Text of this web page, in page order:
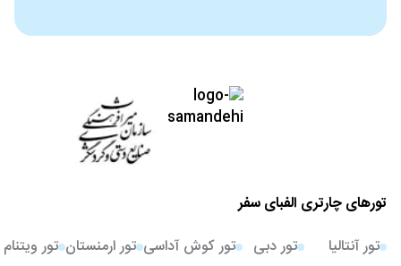
تورهای چارتری الفبای سفر
تور آنتالیا
تور دبی
تور کوش آداسی تور ارمنستان تور ویتنام